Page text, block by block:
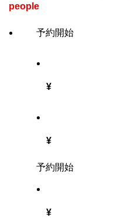
people
予約開始
¥
¥
予約開始
¥